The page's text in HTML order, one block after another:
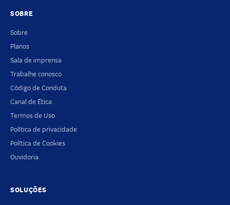
SOBRE
Sobre
Planos
Sala de imprensa
Trabalhe conosco
Código de Conduta
Canal de Ética
Termos de Uso
Política de privacidade
Política de Cookies
Ouvidoria
SOLUÇÕES